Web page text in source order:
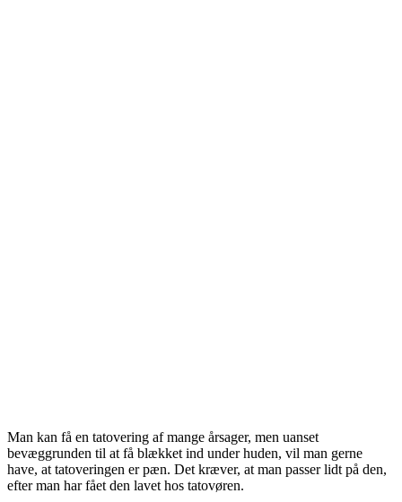
Man kan få en tatovering af mange årsager, men uanset
bevæggrunden til at få blækket ind under huden, vil man gerne
have, at tatoveringen er pæn. Det kræver, at man passer lidt på den,
efter man har fået den lavet hos tatovøren.